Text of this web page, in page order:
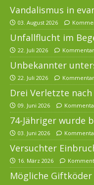
Vandalismus in
03. August 2026
Unfallflucht im
22. Juli 2026
Unbekannter
22. Juli 2026
Drei Verletzte
09. Juni 2026
74-Jähriger wurde
03. Juni 2026
Versuchter
16. März 2026
Mögliche